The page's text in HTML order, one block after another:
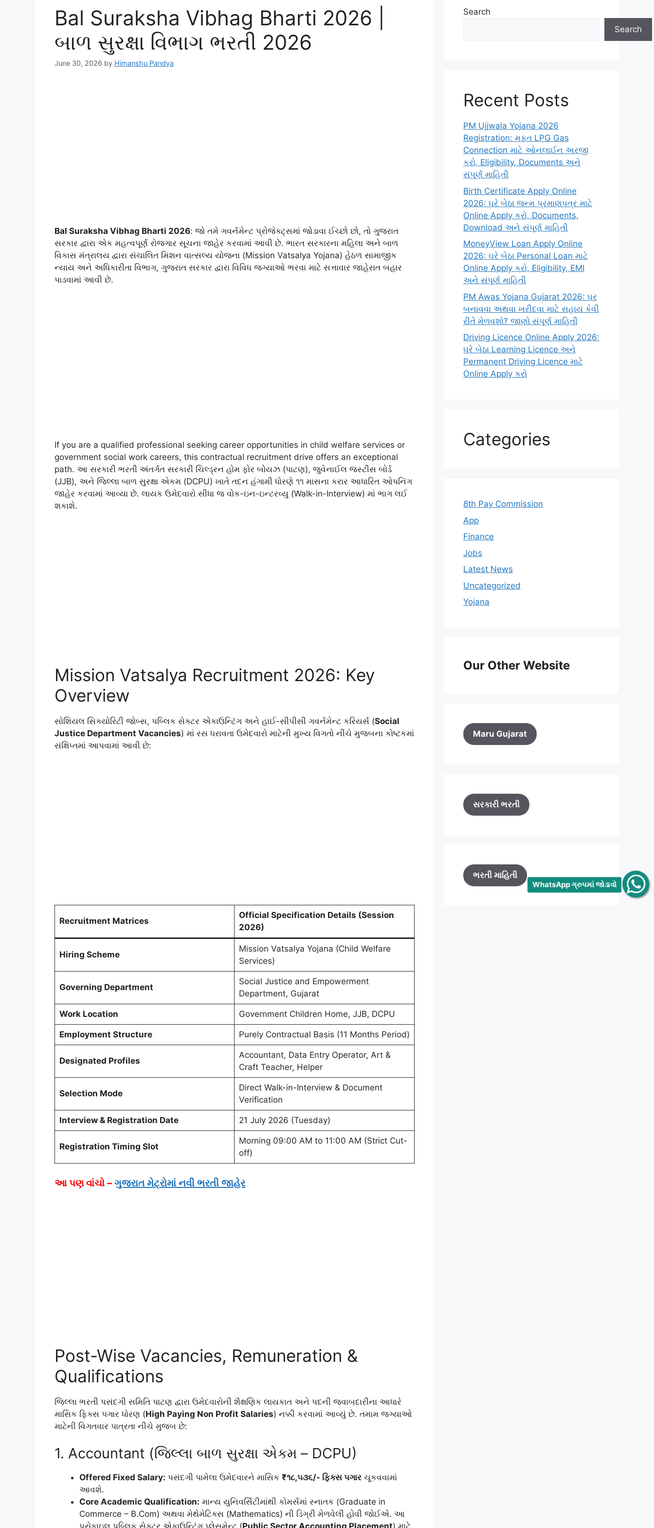
Bal Suraksha Vibhag Bharti 2026 |
બાળ સુરક્ષા વિભાગ ભરતી 2026
June 30, 2026 by Himanshu Pandya
Bal Suraksha Vibhag Bharti 2026: જો તમે ગવર્નમેન્ટ પ્રોજેક્ટ્સમાં જોડાવા ઈચ્છો છો, તો ગુજરાત
સરકાર દ્વારા એક મહત્વપૂર્ણ રોજગાર સૂચના જાહેર કરવામાં આવી છે. ભારત સરકારના મહિલા અને બાળ
વિકાસ મંત્રાલય દ્વારા સંચાલિત મિશન વાત્સલ્ય યોજના (Mission Vatsalya Yojana) હેઠળ સામાજીક
ન્યાય અને અધિકારીતા વિભાગ, ગુજરાત સરકાર દ્વારા વિવિધ જગ્યાઓ ભરવા માટે સત્તાવાર જાહેરાત બહાર
પાડવામાં આવી છે.
If you are a qualified professional seeking career opportunities in child welfare services or
government social work careers, this contractual recruitment drive offers an exceptional
path. આ સરકારી ભરતી અંતર્ગત સરકારી ચિલ્ડ્રન હોમ ફોર બોયઝ (પાટણ), જુવેનાઈલ જસ્ટીસ બોર્ડ
(JJB), અને જિલ્લા બાળ સુરક્ષા એકમ (DCPU) ખાતે તદન હંગામી ધોરણે ૧૧ માસના કરાર આધારિત ઓપનિંગ
જાહેર કરવામાં આવ્યા છે. લાયક ઉમેદવારો સીધા જ વોક-ઇન-ઇન્ટરવ્યુ (Walk-in-Interview) માં ભાગ લઈ
શકાશે.
Mission Vatsalya Recruitment 2026: Key
Overview
સોશિયલ સિક્યોરિટી જોબ્સ, પબ્લિક સેક્ટર એકાઉન્ટિંગ અને હાઈ-સીપીસી ગવર્નમેન્ટ કરિયર્સ (Social
Justice Department Vacancies) માં રસ ધરાવતા ઉમેદવારો માટેની મુખ્ય વિગતો નીચે મુજબના કોષ્ટકમાં
સંક્ષિપ્તમાં આપવામાં આવી છે:
Recruitment Matrices
Official Specification Details (Session
2026)
Hiring Scheme
Mission Vatsalya Yojana (Child Welfare
Services)
Governing Department
Social Justice and Empowerment
Department, Gujarat
Work Location Government Children Home, JJB, DCPU
Employment Structure Purely Contractual Basis (11 Months Period)
Designated Profiles
Accountant, Data Entry Operator, Art &
Craft Teacher, Helper
Selection Mode
Direct Walk-in-Interview & Document
Verification
Interview & Registration Date 21 July 2026 (Tuesday)
Registration Timing Slot
Morning 09:00 AM to 11:00 AM (Strict Cut-
off)
આ પણ વાંચો – ગુજરાત મેટ્રોમાં નવી ભરતી જાહેર
Post-Wise Vacancies, Remuneration &
Qualifications
જિલ્લા ભરતી પસંદગી સમિતિ પાટણ દ્વારા ઉમેદવારોની શૈક્ષણિક લાયકાત અને પદની જવાબદારીના આધારે
માસિક ફિક્સ પગાર ધોરણ (High Paying Non Profit Salaries) નક્કી કરવામાં આવ્યું છે. તમામ જગ્યાઓ
માટેની વિગતવાર પાત્રતા નીચે મુજબ છે:
1. Accountant (જિલ્લા બાળ સુરક્ષા એકમ – DCPU)
Offered Fixed Salary: પસંદગી પામેલા ઉમેદવારને માસિક ₹૧૮,૫૩૬/- ફિક્સ પગાર ચૂકવવામાં
આવશે.
Core Academic Qualification: માન્ય યુનિવર્સિટીમાંથી કોમર્સમાં સ્નાતક (Graduate in
Commerce – B.Com) અથવા મેથેમેટિક્સ (Mathematics) ની ડિગ્રી મેળવેલી હોવી જોઈએ. આ
પ્રોફાઇલ પબ્લિક સેક્ટર એકાઉન્ટિંગ પ્લેસમેન્ટ (Public Sector Accounting Placement) માટે
Search
Search
Recent Posts
PM Ujjwala Yojana 2026
Registration: મફત LPG Gas
Connection માટે ઓનલાઈન અરજી
કરો, Eligibility, Documents અને
સંપૂર્ણ માહિતી
Birth Certificate Apply Online
2026: ઘરે બેઠા જન્મ પ્રમાણપત્ર માટે
Online Apply કરો, Documents,
Download અને સંપૂર્ણ માહિતી
MoneyView Loan Apply Online
2026: ઘરે બેઠા Personal Loan માટે
Online Apply કરો, Eligibility, EMI
અને સંપૂર્ણ માહિતી
PM Awas Yojana Gujarat 2026: ઘર
બનાવવા અથવા ખરીદવા માટે સહાય કેવી
રીતે મેળવશો? જાણો સંપૂર્ણ માહિતી
Driving Licence Online Apply 2026:
ઘરે બેઠા Learning Licence અને
Permanent Driving Licence માટે
Online Apply કરો
Categories
8th Pay Commission
App
Finance
Jobs
Latest News
Uncategorized
Yojana
Our Other Website
Maru Gujarat
સરકારી ભરતી
ભરતી માહિતી
WhatsApp ગ્રુપમાં જોડાવો